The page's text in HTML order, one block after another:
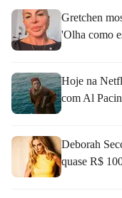
Gretchen
'Olha como
Hoje na
com Al
Deborah
quase R$